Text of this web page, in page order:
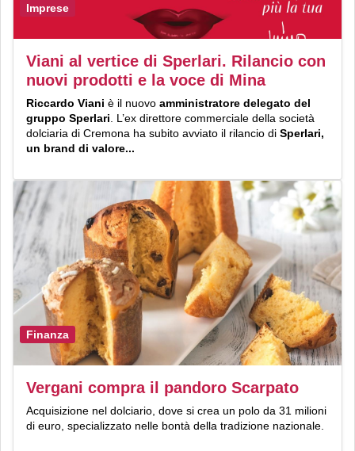
Imprese
Viani al vertice di Sperlari. Rilancio con
nuovi prodotti e la voce di Mina
Riccardo Viani è il nuovo amministratore delegato del
gruppo Sperlari . L’ex direttore commerciale della società
dolciaria di Cremona ha subito avviato il rilancio di Sperlari,
un brand di valore...
Finanza
Vergani compra il pandoro Scarpato
Acquisizione nel dolciario, dove si crea un polo da 31 milioni
di euro, specializzato nelle bontà della tradizione nazionale.